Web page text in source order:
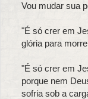
Vou mudar sua
"É só crer em
glória para
"É só crer em
porque nem
sofria sob a